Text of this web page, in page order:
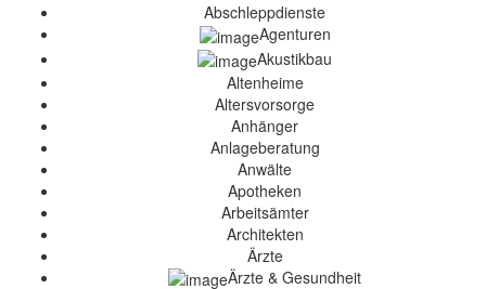
Abschleppdienste
Agenturen
Akustikbau
Altenheime
Altersvorsorge
Anhänger
Anlageberatung
Anwälte
Apotheken
Arbeitsämter
Architekten
Ärzte
Ärzte & Gesundheit